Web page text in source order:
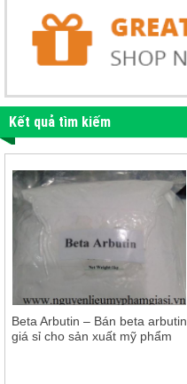
Kết quả tìm kiếm
Beta Arbutin – Bán beta arbutin
giá sỉ cho sản xuất mỹ phẩm